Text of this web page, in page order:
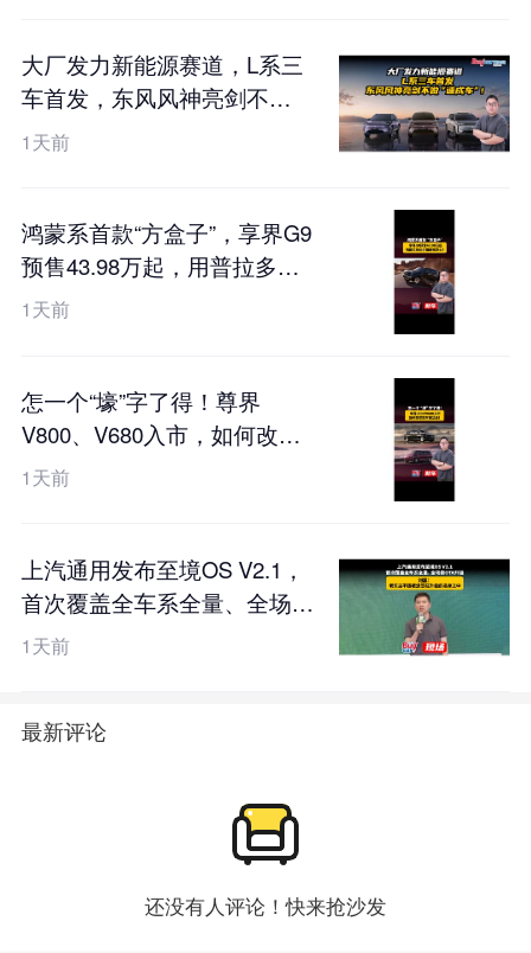
大厂发力新能源赛道，L系三
车首发，东风风神亮剑不
做“速成车”！
1天前
鸿蒙系首款“方盒子”，享界G9
预售43.98万起，用普拉多的
价格硬刚卫士？
1天前
怎一个“壕”字了得！尊界
V800、V680入市，如何改写
百万豪华局？
1天前
上汽通用发布至境OS V2.1，
首次覆盖全车系全量、全场景
OTA升级，刘震：老车主不该
1天前
最新评论
还没有人评论！快来抢沙发